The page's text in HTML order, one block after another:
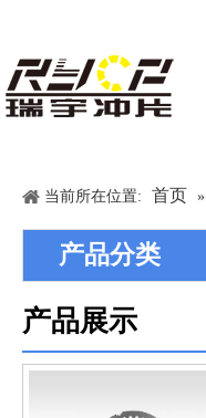
当前所在位置: 首页 »
产品分类
产品展示